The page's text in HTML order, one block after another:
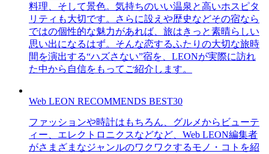
料理、そして景色。気持ちのいい温泉と高いホスピタ
リティも大切です。さらに設えや歴史などその宿なら
ではの個性的な魅力があれば、旅はきっと素晴らしい
思い出になるはず。そんな恋するふたりの大切な旅時
間を演出する“ハズさない”宿を、LEONが実際に訪れ
た中から自信をもってご紹介します。
Web LEON RECOMMENDS BEST30
ファッションや時計はもちろん、グルメからビューテ
ィー、エレクトロニクスなどなど、Web LEON編集者
がさまざまなジャンルのワクワクするモノ・コトを紹